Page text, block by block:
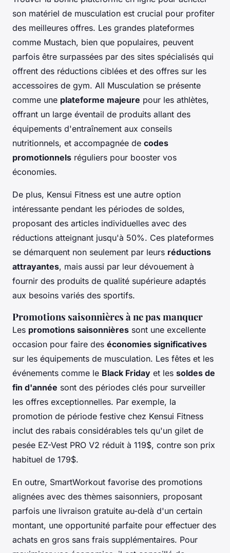
son matériel de musculation est crucial pour profiter
des meilleures offres. Les grandes plateformes
comme Mustach, bien que populaires, peuvent
parfois être surpassées par des sites spécialisés qui
offrent des réductions ciblées et des offres sur les
accessoires de gym. All Musculation se présente
comme une plateforme majeure pour les athlètes,
offrant un large éventail de produits allant des
équipements d'entraînement aux conseils
nutritionnels, et accompagnée de codes
promotionnels réguliers pour booster vos
économies.
De plus, Kensui Fitness est une autre option
intéressante pendant les périodes de soldes,
proposant des articles individuelles avec des
réductions atteignant jusqu'à 50%. Ces plateformes
se démarquent non seulement par leurs réductions
attrayantes, mais aussi par leur dévouement à
fournir des produits de qualité supérieure adaptés
aux besoins variés des sportifs.
Promotions saisonnières à ne pas manquer
Les promotions saisonnières sont une excellente
occasion pour faire des économies significatives
sur les équipements de musculation. Les fêtes et les
événements comme le Black Friday et les soldes de
fin d'année sont des périodes clés pour surveiller
les offres exceptionnelles. Par exemple, la
promotion de période festive chez Kensui Fitness
inclut des rabais considérables tels qu'un gilet de
pesée EZ-Vest PRO V2 réduit à 119$, contre son prix
habituel de 179$.
En outre, SmartWorkout favorise des promotions
alignées avec des thèmes saisonniers, proposant
parfois une livraison gratuite au-delà d'un certain
montant, une opportunité parfaite pour effectuer des
achats en gros sans frais supplémentaires. Pour